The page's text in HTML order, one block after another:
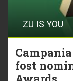
ZU IS YOU
fost